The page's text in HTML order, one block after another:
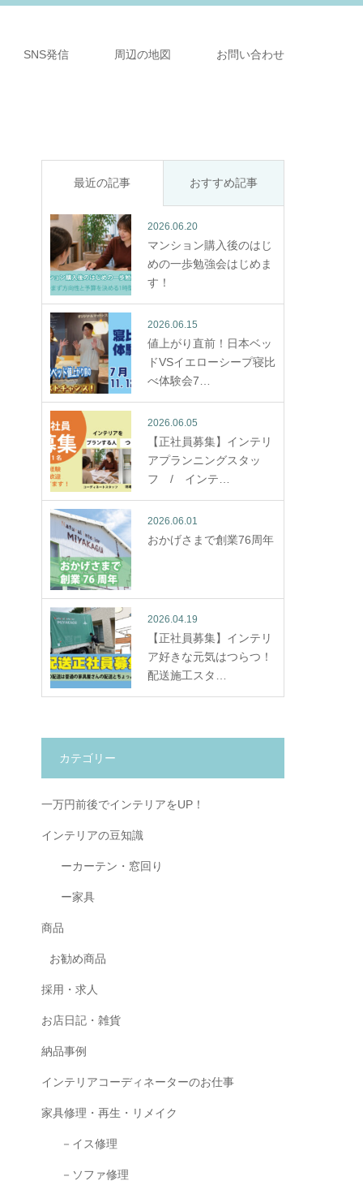
SNS発信 周辺の地図 お問い合わせ
最近の記事 おすすめ記事
2026.06.20
マンション購入後のはじ
めの一歩勉強会はじめま
す！
2026.06.15
値上がり直前！日本ベッ
ドVSイエローシープ寝比
べ体験会7…
2026.06.05
【正社員募集】インテリ
アプランニングスタッ
フ / インテ…
2026.06.01
おかげさまで創業76周年
2026.04.19
【正社員募集】インテリ
ア好きな元気はつらつ！
配送施工スタ…
カテゴリー
一万円前後でインテリアをUP！
インテリアの豆知識
ーカーテン・窓回り
ー家具
商品
お勧め商品
採用・求人
お店日記・雑貨
納品事例
インテリアコーディネーターのお仕事
家具修理・再生・リメイク
－イス修理
－ソファ修理